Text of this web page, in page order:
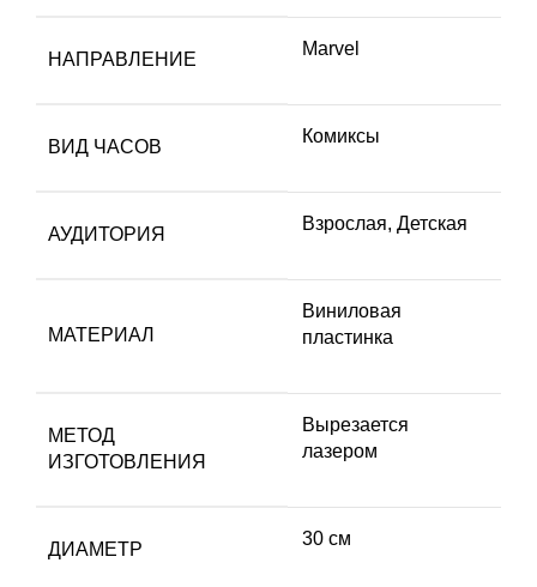
НАПРАВЛЕНИЕ
Marvel
ВИД ЧАСОВ
Комиксы
АУДИТОРИЯ
Взрослая, Детская
МАТЕРИАЛ
Виниловая
пластинка
МЕТОД
ИЗГОТОВЛЕНИЯ
Вырезается
лазером
ДИАМЕТР
30 см